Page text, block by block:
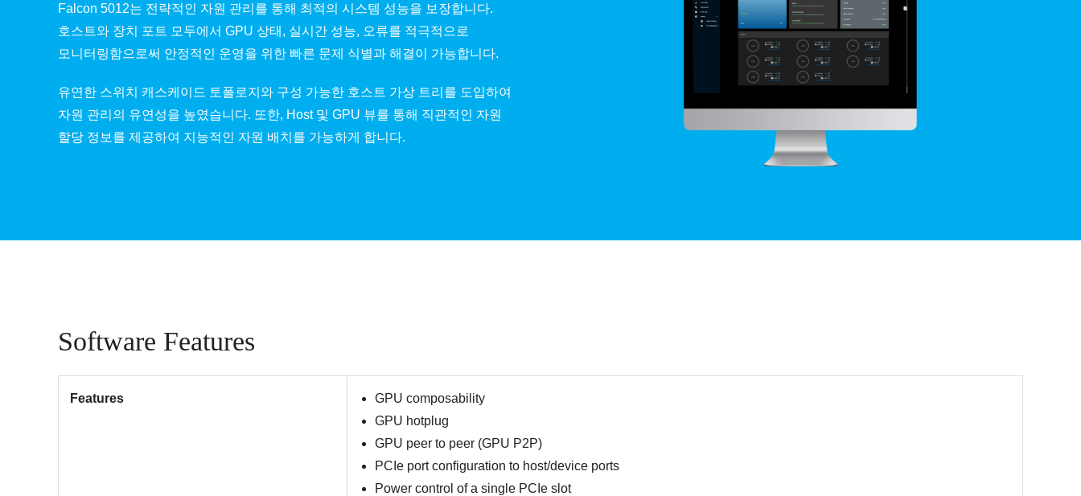
Falcon 5012는 전략적인 자원 관리를 통해 최적의 시스템 성능을 보장합니다.
호스트와 장치 포트 모두에서 GPU 상태, 실시간 성능, 오류를 적극적으로
모니터링함으로써 안정적인 운영을 위한 빠른 문제 식별과 해결이 가능합니다.
유연한 스위치 캐스케이드 토폴로지와 구성 가능한 호스트 가상 트리를 도입하여
자원 관리의 유연성을 높였습니다. 또한, Host 및 GPU 뷰를 통해 직관적인 자원
할당 정보를 제공하여 지능적인 자원 배치를 가능하게 합니다.
Software Features
Features
GPU composability
GPU hotplug
GPU peer to peer (GPU P2P)
PCIe port configuration to host/device ports
Power control of a single PCIe slot